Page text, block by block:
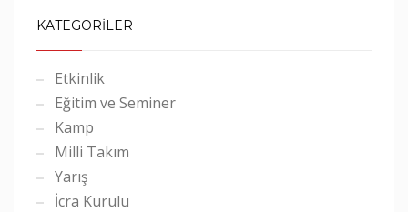
KATEGORİLER
Etkinlik
Eğitim ve Seminer
Kamp
Milli Takım
Yarış
İcra Kurulu